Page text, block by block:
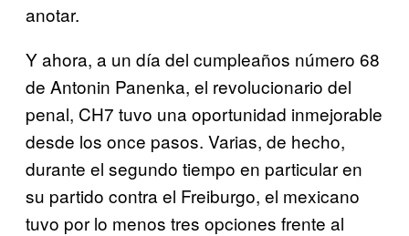
anotar.
Y ahora, a un día del cumpleaños número 68
de Antonin Panenka, el revolucionario del
penal, CH7 tuvo una oportunidad inmejorable
desde los once pasos. Varias, de hecho,
durante el segundo tiempo en particular en
su partido contra el Freiburgo, el mexicano
tuvo por lo menos tres opciones frente al